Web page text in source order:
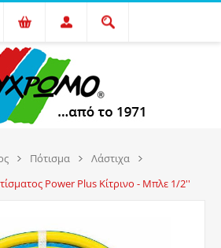
Πότισμα
Λάστιχα
Power Plus Κίτρινο - Μπλε 1/2''